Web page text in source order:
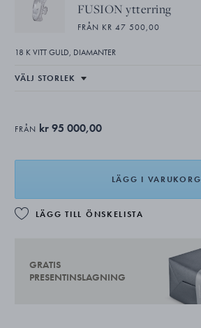
FUSION ytterring
FRÅN KR 47 500,00
18 K VITT GULD, DIAMANTER
FRÅN kr 95 000,00
LÄGG I VARUKORG
LÄGG TILL ÖNSKELISTA
GRATIS
PRESENTINSLAGNING